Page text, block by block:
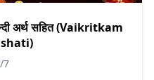
अर्थ सहित (Vaikritkam
7